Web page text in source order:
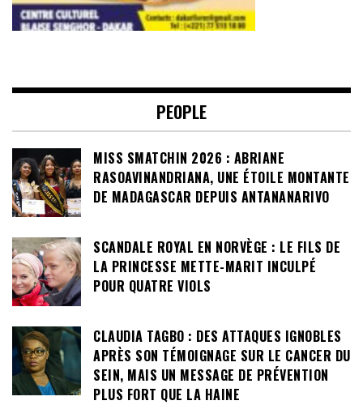
PEOPLE
MISS SMATCHIN 2026 : ABRIANE
RASOAVINANDRIANA, UNE ÉTOILE MONTANTE
DE MADAGASCAR DEPUIS ANTANANARIVO
SCANDALE ROYAL EN NORVÈGE : LE FILS DE
LA PRINCESSE METTE-MARIT INCULPÉ
POUR QUATRE VIOLS
CLAUDIA TAGBO : DES ATTAQUES IGNOBLES
APRÈS SON TÉMOIGNAGE SUR LE CANCER DU
SEIN, MAIS UN MESSAGE DE PRÉVENTION
PLUS FORT QUE LA HAINE